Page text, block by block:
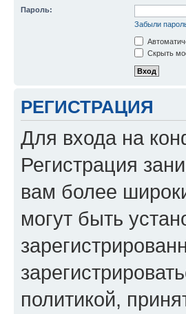
Пароль:
Забыли
Скрыть
РЕГИСТРАЦИЯ
Для входа на
Регистрация
вам более
могут быть
политикой,